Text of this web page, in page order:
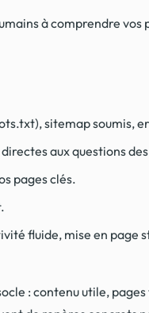
à comprendre
sitemap soumis,
aux questions
pages clés.
fluide, mise en page
: contenu utile,